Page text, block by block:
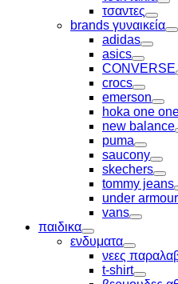
τσαντες
Toggle
brands γυναικεία
adidas
Toggle
asics
Toggle
CONVERSE
crocs
Toggle
emerson
hoka one
new balance
puma
Toggle
saucony
skechers
tommy jeans
under armour
vans
Toggle
παιδικα
Toggle
ενδυματα
Toggle
νεες
t-shirt
Toggle